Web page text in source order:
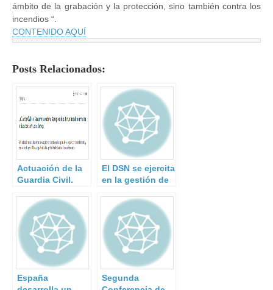
ámbito de la grabación y la protección, sino también contra los
incendios “.
CONTENIDO AQUÍ
Posts Relacionados:
Actuación de la
Guardia Civil.
El DSN se ejercita
en la gestión de
crisis.
España
Segunda